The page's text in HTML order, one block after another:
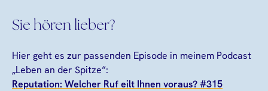
Sie hören lieber?
Hier geht es zur passenden Episode in meinem Podcast
„Leben an der Spitze“:
Reputation: Welcher Ruf eilt Ihnen voraus? #315